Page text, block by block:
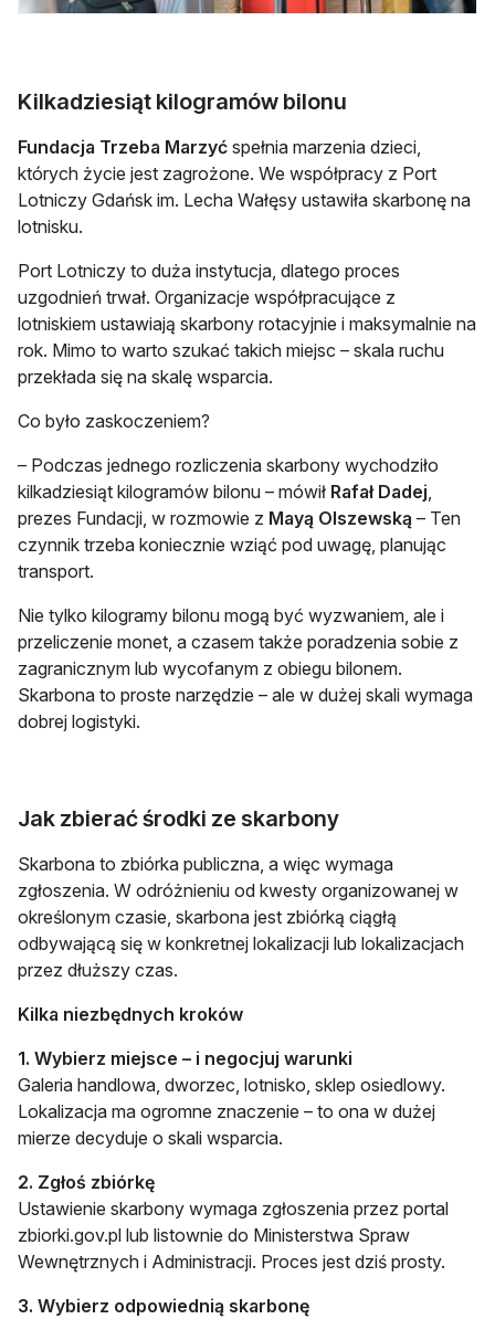
Kilkadziesiąt kilogramów bilonu
Fundacja Trzeba Marzyć spełnia marzenia dzieci,
których życie jest zagrożone. We współpracy z Port
Lotniczy Gdańsk im. Lecha Wałęsy ustawiła skarbonę na
lotnisku.
Port Lotniczy to duża instytucja, dlatego proces
uzgodnień trwał. Organizacje współpracujące z
lotniskiem ustawiają skarbony rotacyjnie i maksymalnie na
rok. Mimo to warto szukać takich miejsc – skala ruchu
przekłada się na skalę wsparcia.
Co było zaskoczeniem?
– Podczas jednego rozliczenia skarbony wychodziło
kilkadziesiąt kilogramów bilonu – mówił Rafał Dadej,
prezes Fundacji, w rozmowie z Mayą Olszewską – Ten
czynnik trzeba koniecznie wziąć pod uwagę, planując
transport.
Nie tylko kilogramy bilonu mogą być wyzwaniem, ale i
przeliczenie monet, a czasem także poradzenia sobie z
zagranicznym lub wycofanym z obiegu bilonem.
Skarbona to proste narzędzie – ale w dużej skali wymaga
dobrej logistyki.
Jak zbierać środki ze skarbony
Skarbona to zbiórka publiczna, a więc wymaga
zgłoszenia. W odróżnieniu od kwesty organizowanej w
określonym czasie, skarbona jest zbiórką ciągłą
odbywającą się w konkretnej lokalizacji lub lokalizacjach
przez dłuższy czas.
Kilka niezbędnych kroków
1. Wybierz miejsce – i negocjuj warunki
Galeria handlowa, dworzec, lotnisko, sklep osiedlowy.
Lokalizacja ma ogromne znaczenie – to ona w dużej
mierze decyduje o skali wsparcia.
2. Zgłoś zbiórkę
Ustawienie skarbony wymaga zgłoszenia przez portal
zbiorki.gov.pl lub listownie do Ministerstwa Spraw
Wewnętrznych i Administracji. Proces jest dziś prosty.
3. Wybierz odpowiednią skarbonę